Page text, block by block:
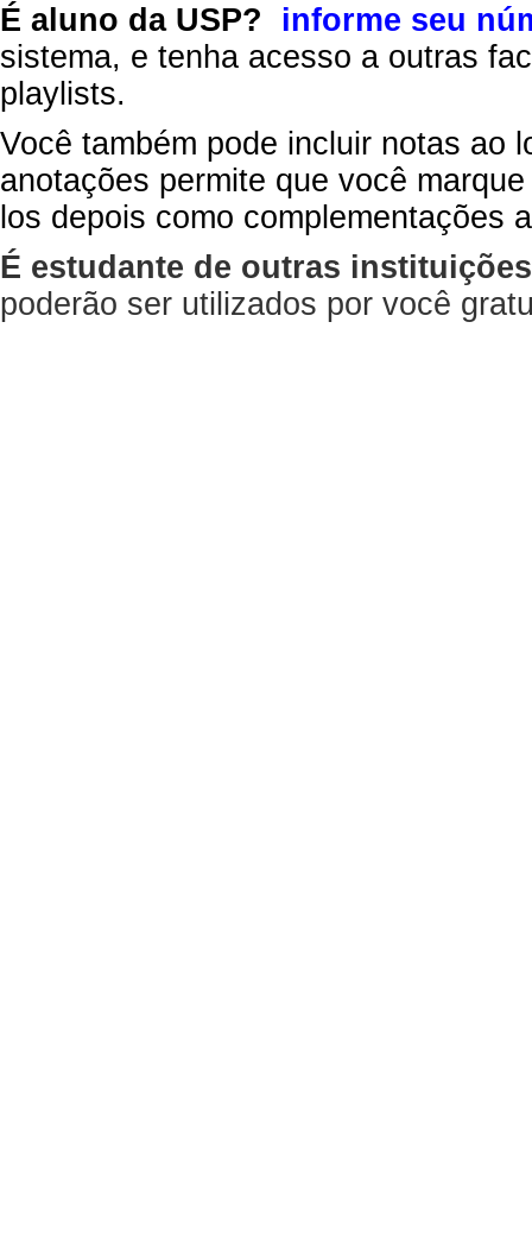
É aluno da USP?
informe seu
sistema, e tenha acesso a outras
playlists.
Você também pode incluir notas ao
anotações permite que você
los depois como complementações
É estudante de outras
poderão ser utilizados por você